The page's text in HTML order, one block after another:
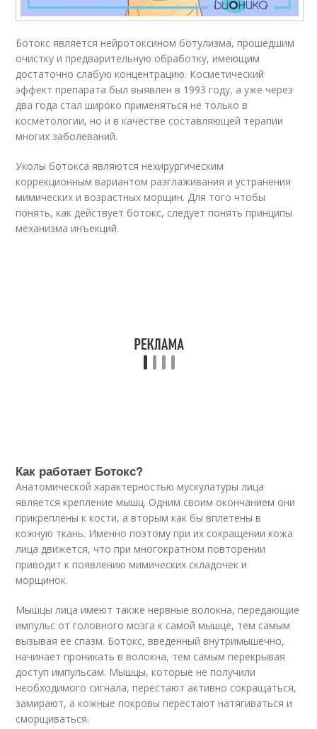
Ботокс является нейротоксином ботулизма, прошедшим
очистку и предварительную обработку, имеющим
достаточно слабую концентрацию. Косметический
эффект препарата был выявлен в 1993 году, а уже через
два года стал широко применяться не только в
косметологии, но и в качестве составляющей терапии
многих заболеваний.
Уколы ботокса являются нехирургическим
коррекционным вариантом разглаживания и устранения
мимических и возрастных морщин. Для того чтобы
понять, как действует ботокс, следует понять принципы
механизма инъекций.
Как работает Ботокс?
Анатомической характерностью мускулатуры лица
является крепление мышц. Одним своим окончанием они
прикреплены к кости, а вторым как бы вплетены в
кожную ткань. Именно поэтому при их сокращении кожа
лица движется, что при многократном повторении
приводит к появлению мимических складочек и
морщинок.
Мышцы лица имеют также нервные волокна, передающие
импульс от головного мозга к самой мышце, тем самым
вызывая ее спазм. Ботокс, введенный внутримышечно,
начинает проникать в волокна, тем самым перекрывая
доступ импульсам. Мышцы, которые не получили
необходимого сигнала, перестают активно сокращаться,
замирают, а кожные покровы перестают натягиваться и
сморщиваться.